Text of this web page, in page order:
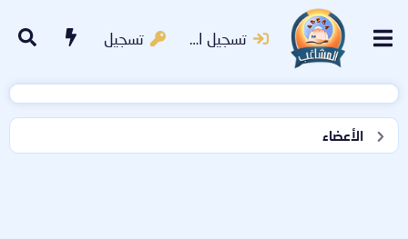
تسجيل الدخول تسجيل
الأعضاء